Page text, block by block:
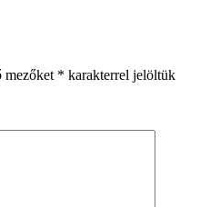
mezőket * karakterrel jelöltük